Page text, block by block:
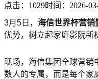
点击：1029时间：2026-
3月5日， 海信世界杯营销
优势，树立起家庭影院新
现场，海信集团全球营销
数人的专属，而是每个家